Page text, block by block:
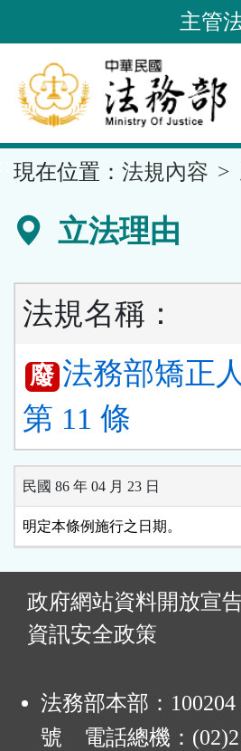
到
要
內
容
區
主管
現在位置： 法規內容
立法理由
法規名稱：
廢 法務部矯正
第 11 條
民國 86 年 04 月 23 日
明定本條例施行之日期。
政府網站資料開放宣
資訊安全政策
法務部本部：
號 電話總機：